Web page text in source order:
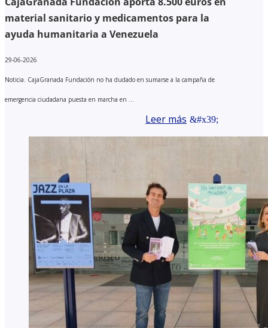
material sanitario y medicamentos para la
ayuda humanitaria a Venezuela
29-06-2026
Noticia. CajaGranada Fundación no ha dudado en sumarse a la campaña de
emergencia ciudadana puesta en marcha en ...
Leer más